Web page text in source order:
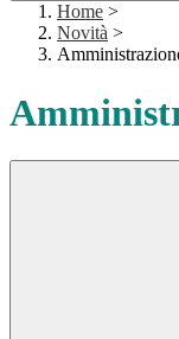
Home >
Novità >